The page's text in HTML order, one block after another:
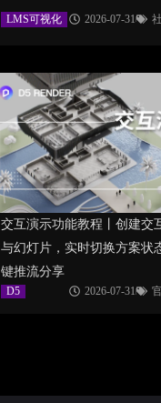
LMS可视化 2026-07-31
交互演示功能教程丨创建交
与幻灯片，实时切换方案状
键推流分享
D5 2026-07-31